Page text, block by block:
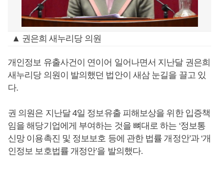
▲ 권은희 새누리당 의원
개인정보 유출사건이 연이어 일어나면서 지난달 권은희
새누리당 의원이 발의했던 법안이 새삼 눈길을 끌고 있
다.
권 의원은 지난달 4일 정보유출 피해보상을 위한 입증책
임을 해당기업에게 부여하는 것을 뼈대로 하는 ‘정보통
신망 이용촉진 및 정보보호 등에 관한 법률 개정안’과 ‘개
인정보 보호법률 개정안’을 발의했다.